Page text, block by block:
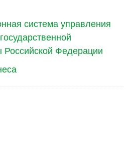
система управления
Российской Федерации